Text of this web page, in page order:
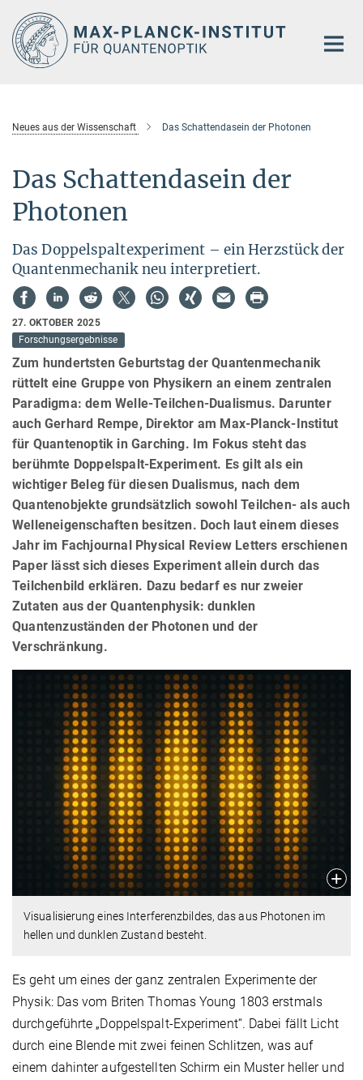
Hauptinhalt
Neues aus der Wissenschaft Das Schattendasein der Photonen
Das Schattendasein der
Photonen
Das Doppelspaltexperiment – ein Herzstück der
Quantenmechanik neu interpretiert.
27. OKTOBER 2025
Forschungsergebnisse
Zum hundertsten Geburtstag der Quantenmechanik
rüttelt eine Gruppe von Physikern an einem zentralen
Paradigma: dem Welle-Teilchen-Dualismus. Darunter
auch Gerhard Rempe, Direktor am Max-Planck-Institut
für Quantenoptik in Garching. Im Fokus steht das
berühmte Doppelspalt-Experiment. Es gilt als ein
wichtiger Beleg für diesen Dualismus, nach dem
Quantenobjekte grundsätzlich sowohl Teilchen- als auch
Welleneigenschaften besitzen. Doch laut einem dieses
Jahr im Fachjournal Physical Review Letters erschienen
Paper lässt sich dieses Experiment allein durch das
Teilchenbild erklären. Dazu bedarf es nur zweier
Zutaten aus der Quantenphysik: dunklen
Quantenzuständen der Photonen und der
Verschränkung.
Visualisierung eines Interferenzbildes, das aus Photonen im
hellen und dunklen Zustand besteht.
Es geht um eines der ganz zentralen Experimente der
Physik: Das vom Briten Thomas Young 1803 erstmals
durchgeführte „Doppelspalt-Experiment“. Dabei fällt Licht
durch eine Blende mit zwei feinen Schlitzen, was auf
einem dahinter aufgestellten Schirm ein Muster heller und